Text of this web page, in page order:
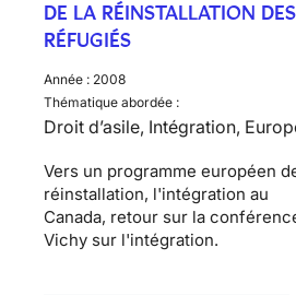
DE LA RÉINSTALLATION DES
RÉFUGIÉS
Année : 2008
Thématique abordée :
Droit d’asile, Intégration,
Vers un programme européen
réinstallation, l'intégration au
Canada, retour sur la
Vichy sur l'intégration.